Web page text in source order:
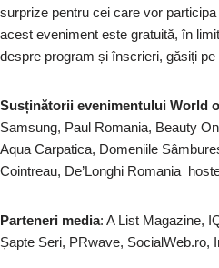
surprize pentru cei care vor
acest eveniment este gratuită, în
despre program și înscrieri, găsiți pe
Susținătorii evenimentului World
Samsung, Paul Romania, Beauty
Aqua Carpatica, Domeniile
Cointreau, De’Longhi Romania
Parteneri media: A List Magazine,
Șapte Seri, PRwave, SocialWeb.ro,